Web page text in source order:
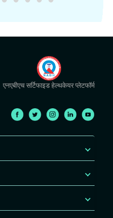
एनएबीएच सर्टिफाइड हेल्थकेयर प्लेटफॉर्म